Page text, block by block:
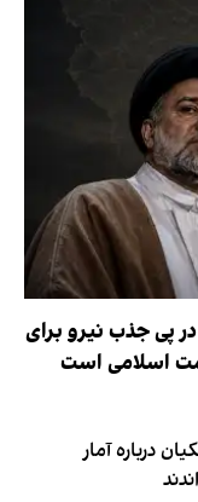
پی جذب نیرو برای
اسلامی است
درباره آمار